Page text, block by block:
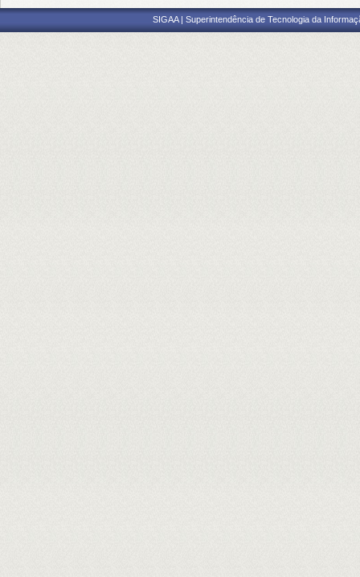
SIGAA | Superintendência de Tecnologia da